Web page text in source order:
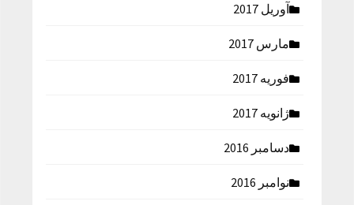
آوریل 2017
مارس 2017
فوریه 2017
ژانویه 2017
دسامبر 2016
نوامبر 2016